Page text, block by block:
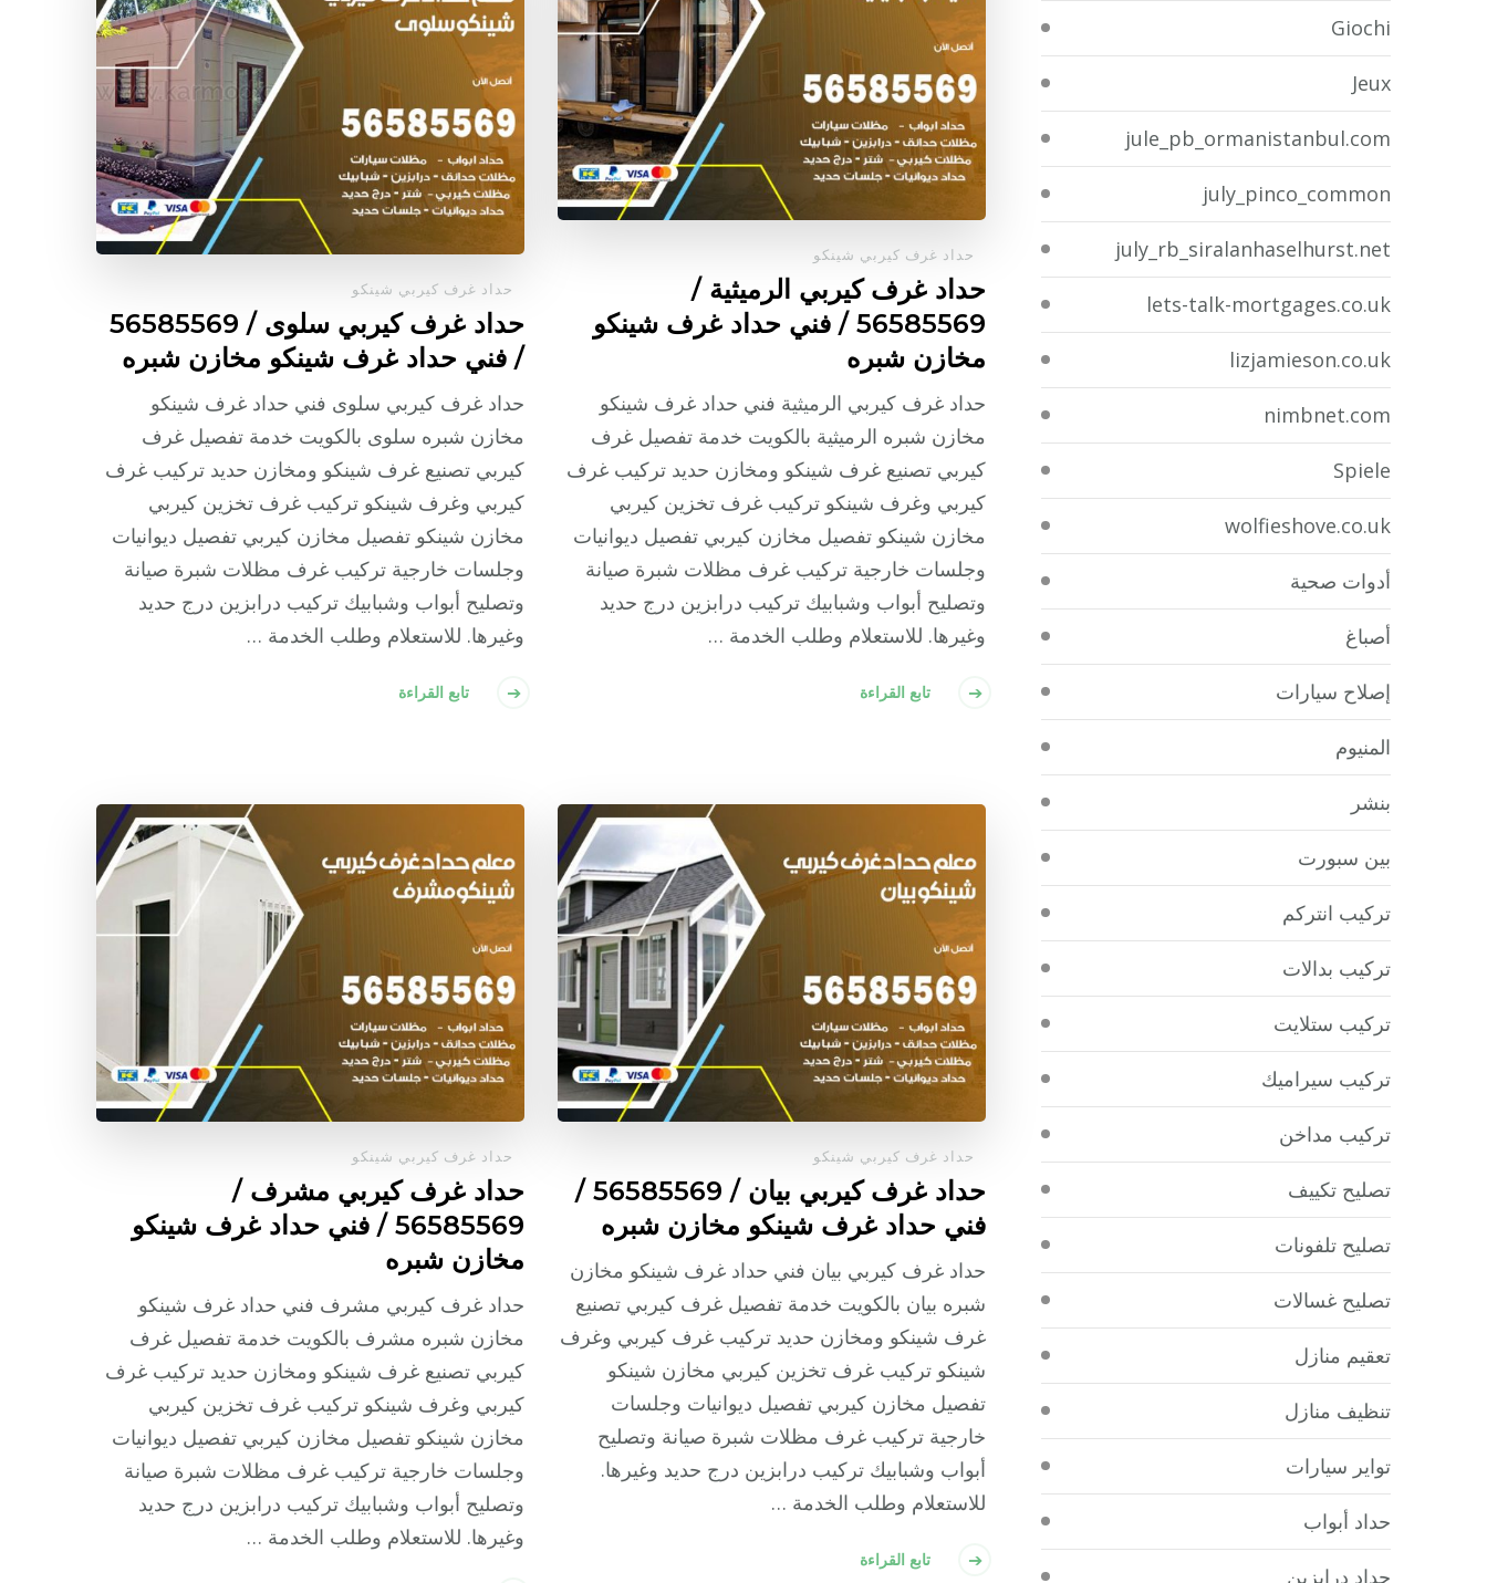
حداد غرف كيربي شينكو
حداد غرف كيربي الرميثية /
56585569 / فني حداد غرف شينكو
مخازن شبره
حداد غرف كيربي الرميثية فني حداد غرف شينكو
مخازن شبره الرميثية بالكويت خدمة تفصيل غرف
كيربي تصنيع غرف شينكو ومخازن حديد تركيب غرف
كيربي وغرف شينكو تركيب غرف تخزين كيربي
مخازن شينكو تفصيل مخازن كيربي تفصيل ديوانيات
وجلسات خارجية تركيب غرف مظلات شبرة صيانة
وتصليح أبواب وشبابيك تركيب درابزين درج حديد
وغيرها. للاستعلام وطلب الخدمة …
تابع القراءة
حداد غرف كيربي شينكو
حداد غرف كيربي سلوى / 56585569
/ فني حداد غرف شينكو مخازن شبره
حداد غرف كيربي سلوى فني حداد غرف شينكو
مخازن شبره سلوى بالكويت خدمة تفصيل غرف
كيربي تصنيع غرف شينكو ومخازن حديد تركيب غرف
كيربي وغرف شينكو تركيب غرف تخزين كيربي
مخازن شينكو تفصيل مخازن كيربي تفصيل ديوانيات
وجلسات خارجية تركيب غرف مظلات شبرة صيانة
وتصليح أبواب وشبابيك تركيب درابزين درج حديد
وغيرها. للاستعلام وطلب الخدمة …
تابع القراءة
حداد غرف كيربي شينكو
حداد غرف كيربي بيان / 56585569 /
فني حداد غرف شينكو مخازن شبره
حداد غرف كيربي بيان فني حداد غرف شينكو مخازن
شبره بيان بالكويت خدمة تفصيل غرف كيربي تصنيع
غرف شينكو ومخازن حديد تركيب غرف كيربي وغرف
شينكو تركيب غرف تخزين كيربي مخازن شينكو
تفصيل مخازن كيربي تفصيل ديوانيات وجلسات
خارجية تركيب غرف مظلات شبرة صيانة وتصليح
أبواب وشبابيك تركيب درابزين درج حديد وغيرها.
للاستعلام وطلب الخدمة …
تابع القراءة
حداد غرف كيربي شينكو
حداد غرف كيربي مشرف /
56585569 / فني حداد غرف شينكو
مخازن شبره
حداد غرف كيربي مشرف فني حداد غرف شينكو
مخازن شبره مشرف بالكويت خدمة تفصيل غرف
كيربي تصنيع غرف شينكو ومخازن حديد تركيب غرف
كيربي وغرف شينكو تركيب غرف تخزين كيربي
مخازن شينكو تفصيل مخازن كيربي تفصيل ديوانيات
وجلسات خارجية تركيب غرف مظلات شبرة صيانة
وتصليح أبواب وشبابيك تركيب درابزين درج حديد
وغيرها. للاستعلام وطلب الخدمة …
Giochi
Jeux
jule_pb_ormanistanbul.com
july_pinco_common
july_rb_siralanhaselhurst.net
lets-talk-mortgages.co.uk
lizjamieson.co.uk
nimbnet.com
Spiele
wolfieshove.co.uk
أدوات صحية
أصباغ
إصلاح سيارات
المنيوم
بنشر
بين سبورت
تركيب انتركم
تركيب بدالات
تركيب ستلايت
تركيب سيراميك
تركيب مداخن
تصليح تكييف
تصليح تلفونات
تصليح غسالات
تعقيم منازل
تنظيف منازل
تواير سيارات
حداد أبواب
حداد درابزين